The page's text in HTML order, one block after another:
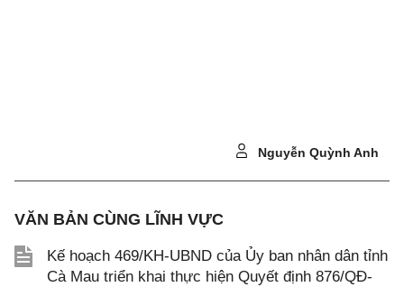
Nguyễn Quỳnh Anh
VĂN BẢN CÙNG LĨNH VỰC
Kế hoạch 469/KH-UBND của Ủy ban nhân dân tỉnh
Cà Mau triển khai thực hiện Quyết định 876/QĐ-